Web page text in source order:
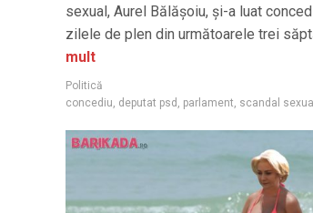
sexual, Aurel Bălășoiu, și-a luat
zilele de plen din următoarele trei
mult
Politică
concediu deputat psd parlament scandal sexual